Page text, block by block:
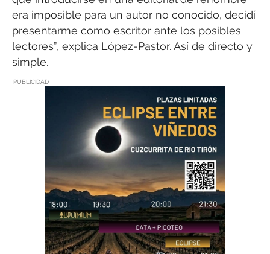
era imposible para un autor no conocido, decidí
presentarme como escritor ante los posibles
lectores”, explica López-Pastor. Así de directo y
simple.
PUBLICIDAD